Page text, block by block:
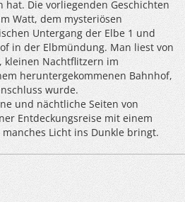
hat. Die vorliegenden Geschichten
Watt, dem mysteriösen
Untergang der Elbe 1 und
in der Elbmündung. Man liest von
kleinen Nachtflitzern im
heruntergekommenen Bahnhof,
wurde.
und nächtliche Seiten von
Entdeckungsreise mit einem
Licht ins Dunkle bringt.